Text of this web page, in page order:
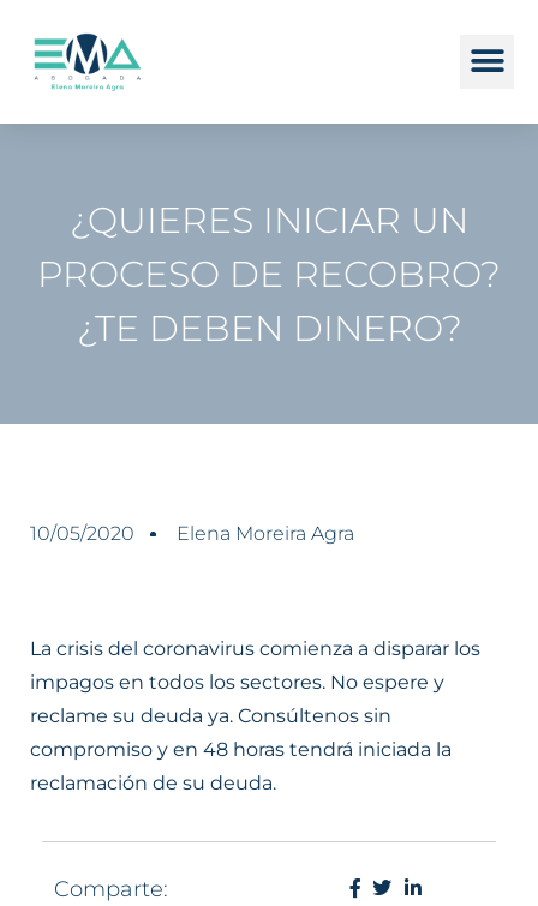
¿QUIERES INICIAR UN
PROCESO DE RECOBRO?
¿TE DEBEN DINERO?
10/05/2020 Elena Moreira Agra
La crisis del coronavirus comienza a disparar los
impagos en todos los sectores. No espere y
reclame su deuda ya. Consúltenos sin
compromiso y en 48 horas tendrá iniciada la
reclamación de su deuda.
Comparte: